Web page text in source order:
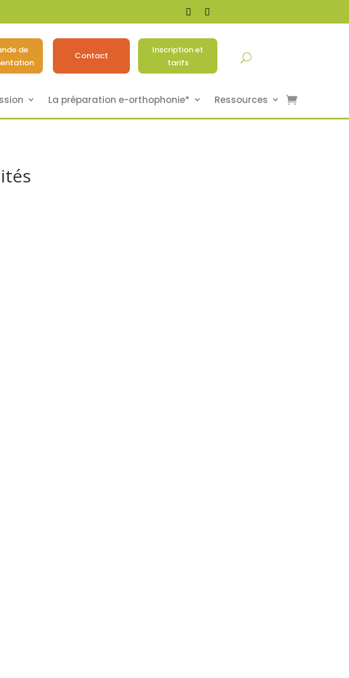
de
Contact
Inscription et
tarifs
La préparation e-orthophonie* Ressources